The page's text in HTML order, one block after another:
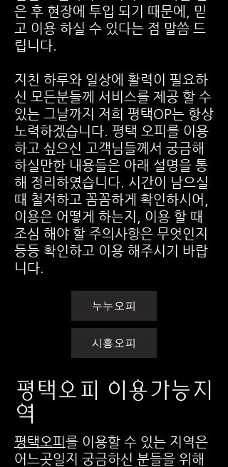
은 후 현장에 투입 되기 때문에, 믿
고 이용 하실 수 있다는 점 말씀 드
립니다.
지친 하루와 일상에 활력이 필요하
신 모든분들께 서비스를 제공 할 수
있는 그날까지 저희 평택OP는 항상
노력하겠습니다. 평택 오피를 이용
하고 싶으신 고객님들께서 궁금해
하실만한 내용들은 아래 설명을 통
해 정리하였습니다. 시간이 남으실
때 철저하고 꼼꼼하게 확인하시어,
이용은 어떻게 하는지, 이용 할 때
조심 해야 할 주의사항은 무엇인지
등등 확인하고 이용 해주시기 바랍
니다.
누누오피
시흥오피
평택오피 이용가능지
역
평택오피 를 이용할 수 있는 지역은
어느곳일지 궁금하신 분들을 위해